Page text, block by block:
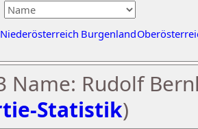
Niederösterreich Burgenland
Name: Rudolf
Statistik)